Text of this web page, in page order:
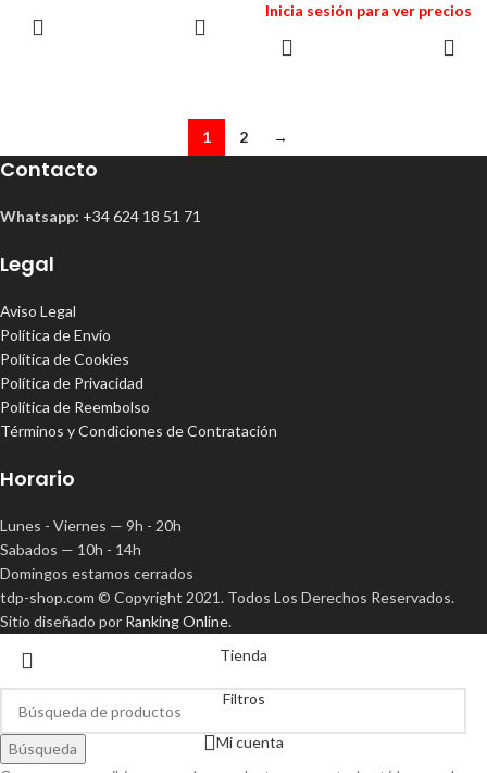
Inicia sesión para ver precios
1 2 →
Contacto
Whatsapp: +34 624 18 51 71
Legal
Aviso Legal
Política de Envío
Política de Cookies
Política de Privacidad
Política de Reembolso
Términos y Condiciones de Contratación
Horario
Lunes - Viernes — 9h - 20h
Sabados — 10h - 14h
Domingos estamos cerrados
tdp-shop.com © Copyright 2021. Todos Los Derechos Reservados.
Sitio diseñado por Ranking Online.
Búsqueda
Tienda
Filtros
Mi cuenta